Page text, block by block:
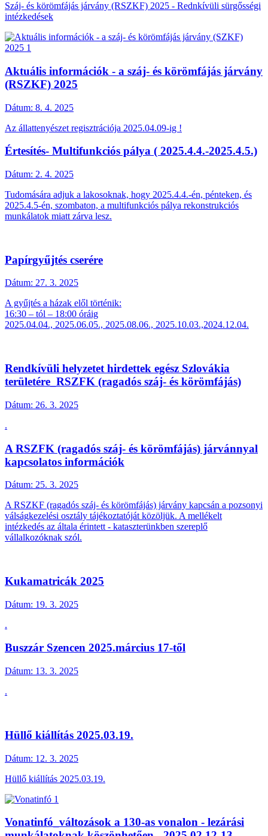
Száj- és körömfájás járvány (RSZKF) 2025 - Rednkívüli sürgősségi
intézkedések
Aktuális információk - a száj- és körömfájás járvány
(RSZKF) 2025
Dátum: 8. 4. 2025
Az állattenyészet regisztrációja 2025.04.09-ig !
Értesítés- Multifunkciós pálya ( 2025.4.4.-2025.4.5.)
Dátum: 2. 4. 2025
Tudomására adjuk a lakosoknak, hogy 2025.4.4.-én, pénteken, és
2025.4.5-én, szombaton, a multifunkciós pálya rekonstrukciós
munkálatok miatt zárva lesz.
Papírgyűjtés cserére
Dátum: 27. 3. 2025
A gyűjtés a házak elől történik:
16:30 – tól – 18:00 óráig
2025.04.04., 2025.06.05., 2025.08.06., 2025.10.03.,2024.12.04.
Rendkívüli helyzetet hirdettek egész Szlovákia
területére_RSZFK (ragadós száj- és körömfájás)
Dátum: 26. 3. 2025
.
A RSZFK (ragadós száj- és körömfájás) járvánnyal
kapcsolatos információk
Dátum: 25. 3. 2025
A RSZKF (ragadós száj- és körömfájás) járvány kapcsán a pozsonyi
válságkezelési osztály tájékoztatóját közöljük. A mellékelt
intézkedés az általa érintett - kataszterünkben szereplő
vállalkozóknak szól.
Kukamatricák 2025
Dátum: 19. 3. 2025
.
Buszzár Szencen 2025.március 17-től
Dátum: 13. 3. 2025
.
Hüllő kiállítás 2025.03.19.
Dátum: 12. 3. 2025
Hüllő kiállítás 2025.03.19.
Vonatinfó_változások a 130-as vonalon - lezárási